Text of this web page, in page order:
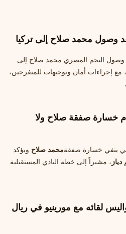
وصول محمد صلاح إلى تركيا
النجم المصري محمد صلاح إلى
مع إجراءات أمان وتوجيهات للمتفرجين،
صفقة صلاح ولا
ينفي خسارة صفقةمحمد صلاح ويؤكد
دياز ، مشيراً إلى خطة النادي المستقبلية
لقائه مع مورينيو في ريال